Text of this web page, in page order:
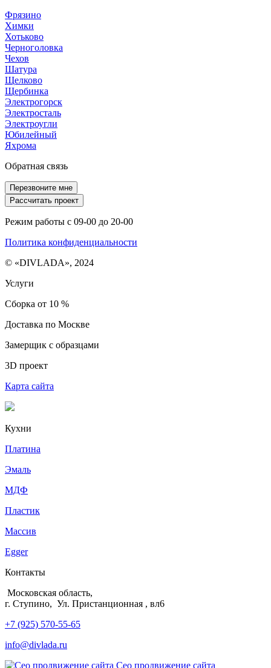
Фрязино
Химки
Хотьково
Черноголовка
Чехов
Шатура
Щелково
Щербинка
Электрогорск
Электросталь
Электроугли
Юбилейный
Яхрома
Обратная связь
Перезвоните мне
Рассчитать проект
Режим работы с 09-00 до 20-00
Политика конфиденциальности
© «DIVLADA», 2024
Услуги
Сборка от 10 %
Доставка по Москве
Замерщик с образцами
3D проект
Карта сайта
Кухни
Платина
Эмаль
МДФ
Пластик
Массив
Egger
Контакты
Московская область,
г. Ступино, Ул. Пристанционная , вл6
+7 (925) 570-55-65
info@divlada.ru
Сео продвижение сайта